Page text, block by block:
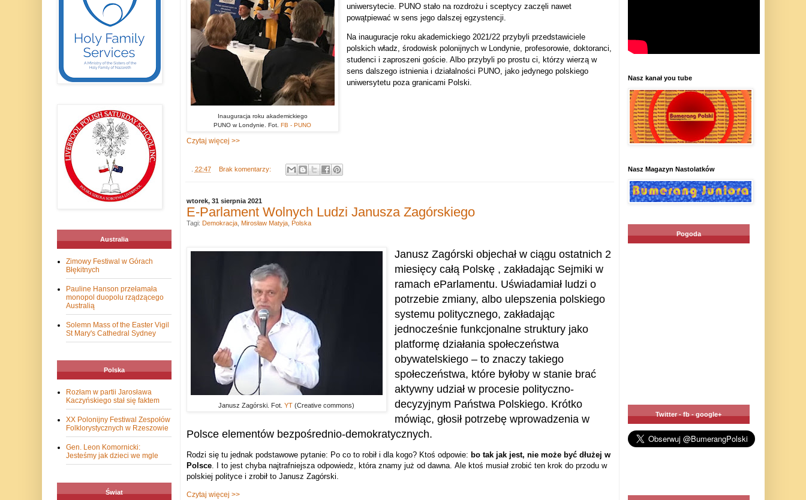
Inauguracja roku akademickiego
PUNO w Londynie. Fot. FB - PUNO
uniwersytecie. PUNO stało na rozdrożu i sceptycy zaczęli nawet
powątpiewać w sens jego dalszej egzystencji.
Na inauguracje roku akademickiego 2021/22 przybyli przedstawiciele
polskich władz, środowisk polonijnych w Londynie, profesorowie, doktoranci,
studenci i zaproszeni goście. Albo przybyli po prostu ci, którzy wierzą w
sens dalszego istnienia i działalności PUNO, jako jedynego polskiego
uniwersytetu poza granicami Polski.
Czytaj więcej >>
22:47 Brak komentarzy:
wtorek, 31 sierpnia 2021
E-Parlament Wolnych Ludzi Janusza Zagórskiego
Janusz Zagórski. Fot. YT (Creative commons)
Janusz Zagórski objechał w ciągu ostatnich 2
miesięcy całą Polskę , zakładając Sejmiki w
ramach eParlamentu. Uświadamiał ludzi o
potrzebie zmiany, albo ulepszenia polskiego
systemu politycznego, zakładając
jednocześnie funkcjonalne struktury jako
platformę działania społeczeństwa
obywatelskiego – to znaczy takiego
społeczeństwa, które byłoby w stanie brać
aktywny udział w procesie polityczno-
decyzyjnym Państwa Polskiego. Krótko
mówiąc, głosił potrzebę wprowadzenia w
Polsce elementów bezpośrednio-demokratycznych.
Rodzi się tu jednak podstawowe pytanie: Po co to robił i dla kogo? Ktoś odpowie: bo tak jak jest, nie może być dłużej w
Polsce. I to jest chyba najtrafniejsza odpowiedz, która znamy już od dawna. Ale ktoś musiał zrobić ten krok do przodu w
polskiej polityce i zrobił to Janusz Zagórski.
Czytaj więcej >>
Tagi: Demokracja, Mirosław Matyja, Polska
Australia
Zimowy Festiwal w Górach
Błękitnych
Pauline Hanson przełamała
monopol duopolu rządzącego
Australią
Solemn Mass of the Easter Vigil
St Mary's Cathedral Sydney
Polska
Rozłam w partii Jarosława
Kaczyńskiego stał się faktem
XX Polonijny Festiwal Zespołów
Folklorystycznych w Rzeszowie
Gen. Leon Komornicki:
Jesteśmy jak dzieci we mgle
Świat
Nasz kanał you tube
Nasz Magazyn Nastolatków
Pogoda
Twitter - fb - google+